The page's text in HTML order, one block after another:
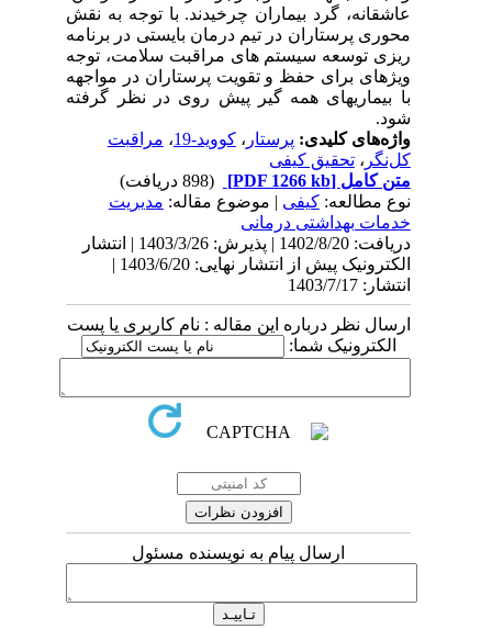
عاشقانه، گرد بیماران چرخیدند. با توجه به نقش
محوری پرستاران در تیم درمان بایستی در برنامه
ریزی توسعه سیستم های مراقبت سلامت، توجه
ویژهای برای حفظ و تقویت پرستاران در مواجهه
با بیماریهای همه گیر پیش روی در نظر گرفته
شود.
واژه‌های کلیدی:پرستار، کووید-19 ،مراقبت
کل‌نگر، تحقیق کیفی
متن کامل[PDF 1266 kb]
نوع مطالعه:کیفی| موضوع مقاله:مدیریت
خدمات بهداشتی درمانی
دریافت: 1402/8/20 | پذیرش: 1403/3/26 | انتشار
الکترونیک پیش از انتشار نهایی: 1403/6/20 |
انتشار: 1403/7/17
ارسال نظر درباره این مقاله : نام کاربری یا پست
الکترونیک شما:
ارسال پیام به نویسنده مسئول